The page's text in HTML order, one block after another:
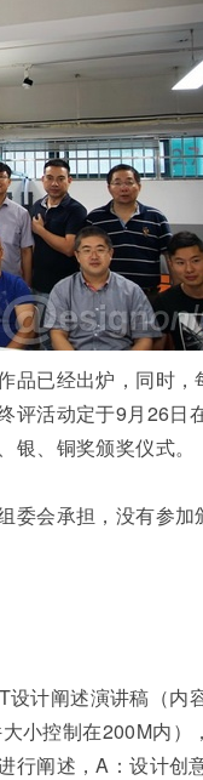
品已经出炉，同时
评活动定于9月26日
银、铜奖颁奖仪式
会承担，没有参加
计阐述演讲稿（内
小控制在200M内
行阐述，A：设计创